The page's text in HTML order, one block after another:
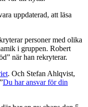
uppdaterad, att läsa
personer med olika
i gruppen. Robert
när han rekryterar.
. Och Stefan Ahlqvist,
Du har ansvar för din